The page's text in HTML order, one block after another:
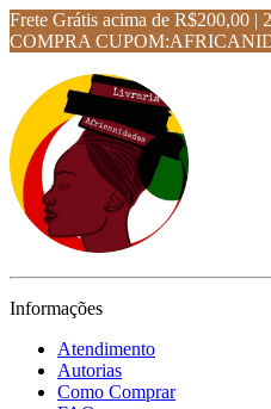
Frete Grátis acima de R$200,00
COMPRA
Informações
Atendimento
Autorias
Como Comprar